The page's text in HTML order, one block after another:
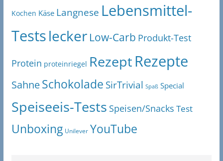
Kochen Käse Langnese Lebensmittel-
Testslecker Low-Carb Produkt-Test
Protein proteinriegel RezeptRezepte
SahneSchokolade SirTrivial Spaß Special
Speiseeis-Tests Speisen/Snacks Test
Unboxing Unilever YouTube